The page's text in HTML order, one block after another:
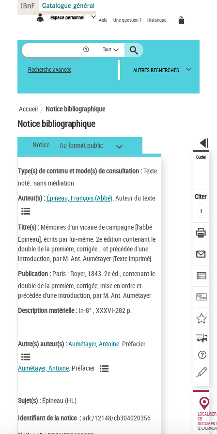
Espace personnel Aide Une question ? Historique
Tout
Recherche avancée AUTRES RECHERCHES
Accueil Notice bibliographique
Notice bibliographique
Notice Au format public
Type(s) de contenu et mode(s) de consultation :Texte
noté : sans médiation
Auteur(s) : Épineau, François (Abbé). Auteur du texte
Titre(s) : Mémoires d'un vicaire de campagne [l'abbé
Épineau], écrits par lui-même. 2e édition contenant le
double de la première, corrigée... et précédée d'une
introduction, par M. Ant. Aumétayer [Texte imprimé]
Publication : Paris : Royer, 1843. 2e éd., contenant le
double de la première, corrigée, mise en ordre et
précédée d'une introduction, par M. Ant. Aumétayer
Description matérielle : In-8° , XXXVI-282 p.
Autre(s) auteur(s) :Aumétayer, Antoine. Préfacier
Aumétayer, Antoine . Préfacier
Sujet(s) : Épineau (HL)
Identifiant de la notice :ark:/12148/cb304020356
Outils
Citer
LOCALISER
CE
DOCUMENT
(2
Panneau de gestion des cookies